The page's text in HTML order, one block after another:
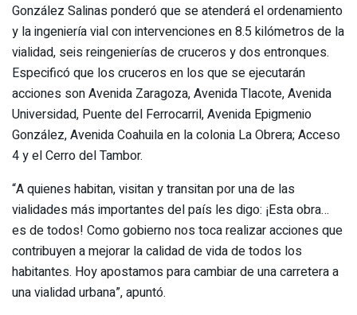
González Salinas ponderó que se atenderá el ordenamiento
y la ingeniería vial con intervenciones en 8.5 kilómetros de la
vialidad, seis reingenierías de cruceros y dos entronques.
Especificó que los cruceros en los que se ejecutarán
acciones son Avenida Zaragoza, Avenida Tlacote, Avenida
Universidad, Puente del Ferrocarril, Avenida Epigmenio
González, Avenida Coahuila en la colonia La Obrera; Acceso
4 y el Cerro del Tambor.
“A quienes habitan, visitan y transitan por una de las
vialidades más importantes del país les digo: ¡Esta obra…
es de todos! Como gobierno nos toca realizar acciones que
contribuyen a mejorar la calidad de vida de todos los
habitantes. Hoy apostamos para cambiar de una carretera a
una vialidad urbana”, apuntó.